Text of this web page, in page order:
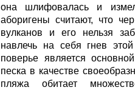
она шлифовалась и
аборигены считают, что
вулканов и его нельзя
навлечь на себя гнев
поверье является
песка в качестве
пляжа обитает